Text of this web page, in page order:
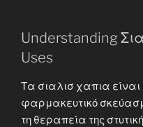
Understanding
Uses
Τα σιαλισ χαπια
φαρμακευτικό
τη θεραπεία της